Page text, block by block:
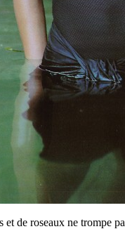
et de roseaux ne